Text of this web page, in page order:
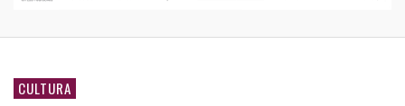
CULTURA